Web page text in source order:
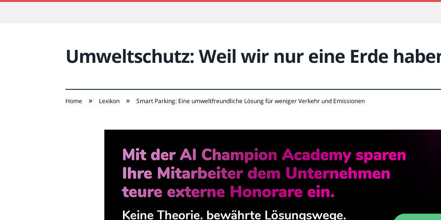
Umweltschutz: Weil wir nur eine Erde
Home » Lexikon » Smart Parking: Eine umweltfreundliche Lösung für weniger Verkehr und Emissionen